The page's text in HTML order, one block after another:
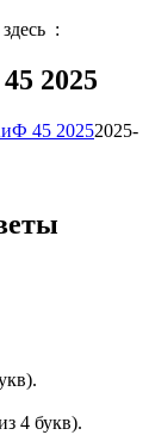
:
2025
45 20252025-
4 букв).